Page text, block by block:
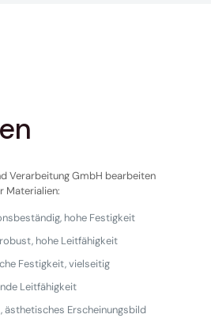
Verarbeitung GmbH bearbeiten
Materialien:
hohe Festigkeit
hohe Leitfähigkeit
Festigkeit, vielseitig
Leitfähigkeit
ästhetisches Erscheinungsbild